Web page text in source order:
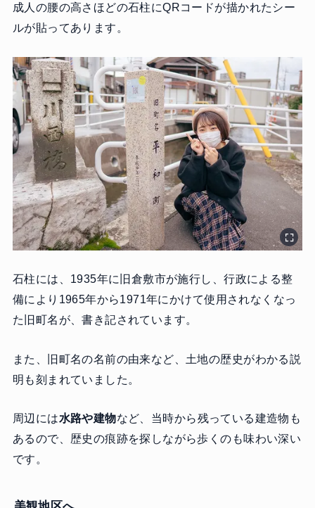
成人の腰の高さほどの石柱にQRコードが描かれたシー
ルが貼ってあります。
石柱には、1935年に旧倉敷市が施行し、行政による整
備により1965年から1971年にかけて使用されなくなっ
た旧町名が、書き記されています。
また、旧町名の名前の由来など、土地の歴史がわかる説
明も刻まれていました。
周辺には水路や建物など、当時から残っている建造物も
あるので、歴史の痕跡を探しながら歩くのも味わい深い
です。